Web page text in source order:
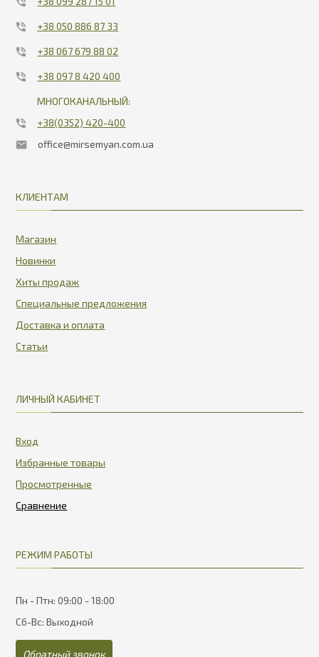
+38 050 886 87 33
+38 067 679 88 02
+38 097 8 420 400
МНОГОКАНАЛЬНЫЙ:
+38(0352) 420-400
office@mirsemyan.com.ua
КЛИЕНТАМ
Магазин
Новинки
Хиты продаж
Специальные предложения
Доставка и оплата
Статьи
ЛИЧНЫЙ КАБИНЕТ
Вход
Избранные товары
Просмотренные
РЕЖИМ РАБОТЫ
Пн - Птн: 09:00 - 18:00
Сб-Вс: Выходной
Обратный звонок